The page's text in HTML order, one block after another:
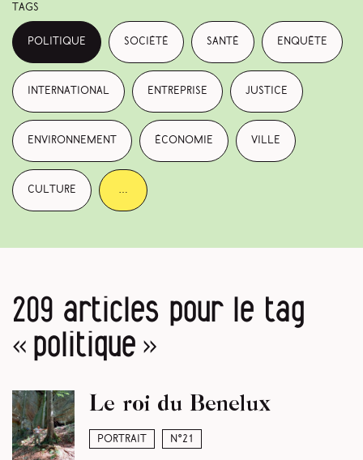
Tags
politique société santé enquête
international entreprise justice
environnement économie ville
culture
209 articles pour le tag
« politique »
Portrait N°21
Le roi du Benelux